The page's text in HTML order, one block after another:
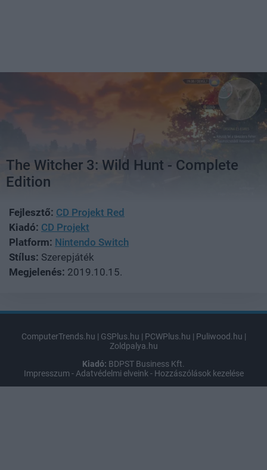
The Witcher 3: Wild Hunt - Complete
Edition
Fejlesztő: CD Projekt Red
Kiadó: CD Projekt
Platform: Nintendo Switch
Stílus: Szerepjáték
Megjelenés: 2019.10.15.
ComputerTrends.hu | GSPlus.hu | PCWPlus.hu | Puliwood.hu |
Zoldpalya.hu
Kiadó: BDPST Business Kft.
Impresszum - Adatvédelmi elveink - Hozzászólások kezelése